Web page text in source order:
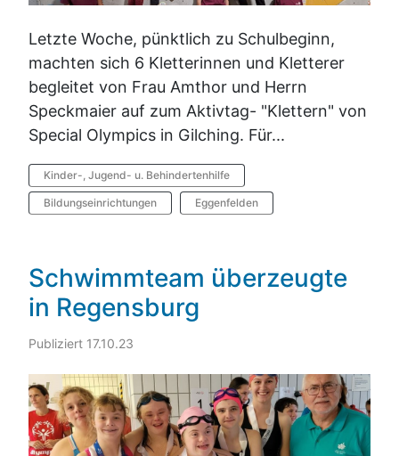
Letzte Woche, pünktlich zu Schulbeginn,
machten sich 6 Kletterinnen und Kletterer
begleitet von Frau Amthor und Herrn
Speckmaier auf zum Aktivtag- "Klettern" von
Special Olympics in Gilching. Für...
Kinder-, Jugend- u. Behindertenhilfe
Bildungseinrichtungen Eggenfelden
Schwimmteam überzeugte
in Regensburg
Publiziert 17.10.23